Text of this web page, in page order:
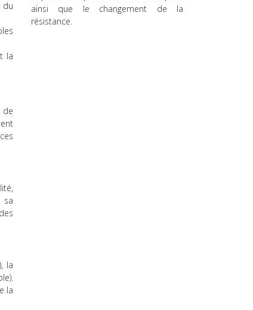
du
la
de
sa
la
la
ainsi que le changement de la
résistance.